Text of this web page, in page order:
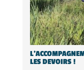
LES DEVOIRS !